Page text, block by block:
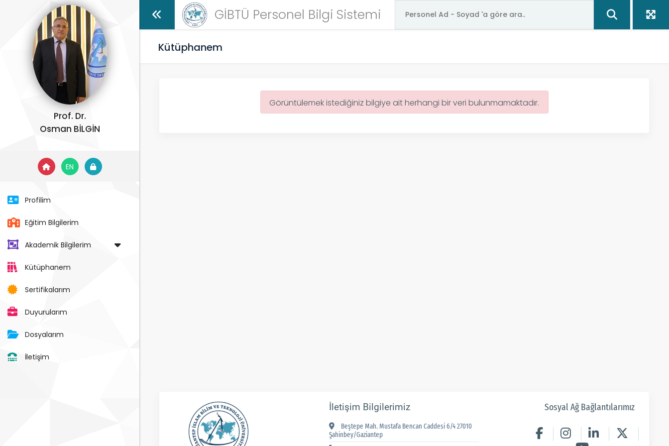
Prof. Dr.
Osman BİLGİN
EN
Profilim
Eğitim Bilgilerim
Akademik Bilgilerim
Kütüphanem
Sertifikalarım
Duyurularım
Dosyalarım
İletişim
GİBTÜ Personel Bilgi Sistemi
Kütüphanem
Görüntülemek istediğiniz bilgiye ait herhangi bir veri bulunmamaktadır.
İletişim Bilgilerimiz
Beştepe Mah. Mustafa Bencan Caddesi 6/4 27010
Şahinbey/Gaziantep
Sosyal Ağ Bağlantılarımız